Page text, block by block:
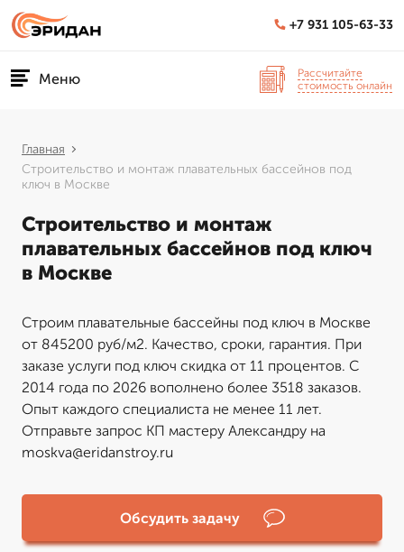
+7 931 105-63-33
Меню
Рассчитайте
стоимость онлайн
Главная
Строительство и монтаж плавательных бассейнов под
ключ в Москве
Строительство и монтаж
плавательных бассейнов под ключ
в Москве
Строим плавательные бассейны под ключ в Москве
от 845200 руб/м2. Качество, сроки, гарантия. При
заказе услуги под ключ скидка от 11 процентов. С
2014 года по 2026 вополнено более 3518 заказов.
Опыт каждого специалиста не менее 11 лет.
Отправьте запрос КП мастеру Александру на
moskva@eridanstroy.ru
Обсудить задачу